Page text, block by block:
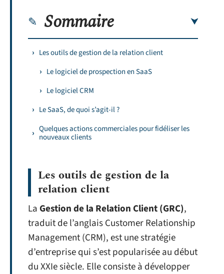
Sommaire
Les outils de gestion de la relation client
Le logiciel de prospection en SaaS
Le logiciel CRM
Le SaaS, de quoi s’agit-il ?
Quelques actions commerciales pour fidéliser les
nouveaux clients
Les outils de gestion de la
relation client
La Gestion de la Relation Client (GRC),
traduit de l’anglais Customer Relationship
Management (CRM), est une stratégie
d’entreprise qui s’est popularisée au début
du XXIe siècle. Elle consiste à développer